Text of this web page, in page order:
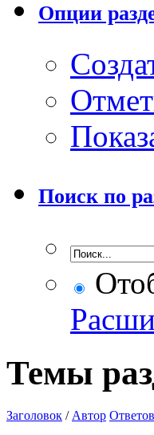
Опции
Поиск по
Темы
Заголовок / Автор Ответов